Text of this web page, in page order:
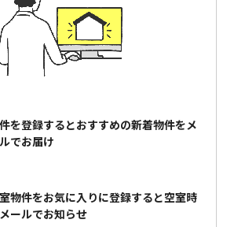
を登録するとおすすめの新着物件をメ
でお届け
物件をお気に入りに登録すると空室時
ールでお知らせ